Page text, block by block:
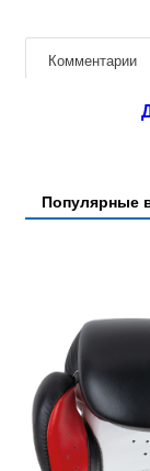
Комментарии
Популярные